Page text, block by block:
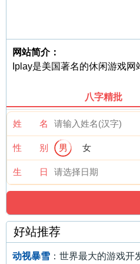
网站简介：
Iplay是美国著名的休闲游戏
八字精批
姓 名
性 别 男 女
生 日
好站推荐
动视暴雪 ：世界最大的游戏开